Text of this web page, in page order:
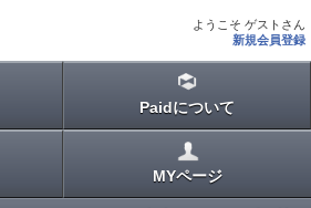
ようこそ ゲストさん
新規会員登録
Paidについて
MYページ